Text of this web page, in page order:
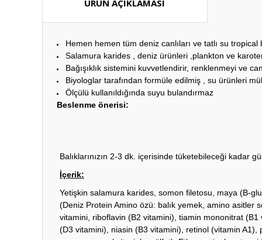
ÜRÜN AÇIKLAMASI
Hemen hemen tüm deniz canlıları ve tatlı su
Salamura karides , deniz ürünleri ,plankton ve
Bağışıklık sistemini kuvvetlendirir, renklenmeyi ve
Biyologlar tarafından formüle edilmiş , su ürünleri
Ölçülü kullanıldığında suyu bulandırmaz
Beslenme önerisi:
Balıklarınızın 2-3 dk. içerisinde tüketebileceği kadar
İçerik:
Yetişkin salamura karides, somon filetosu, maya (B-
(Deniz Protein Amino özü: balık yemek, amino
vitamini, riboflavin (B2 vitamini), tiamin mononitrat
(D3 vitamini), niasin (B3 vitamini), retinol (vitamin